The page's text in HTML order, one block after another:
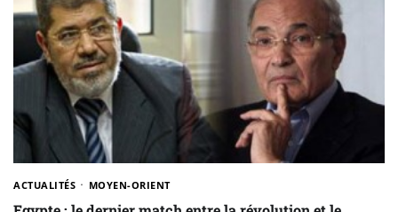
ACTUALITÉS MOYEN-ORIENT